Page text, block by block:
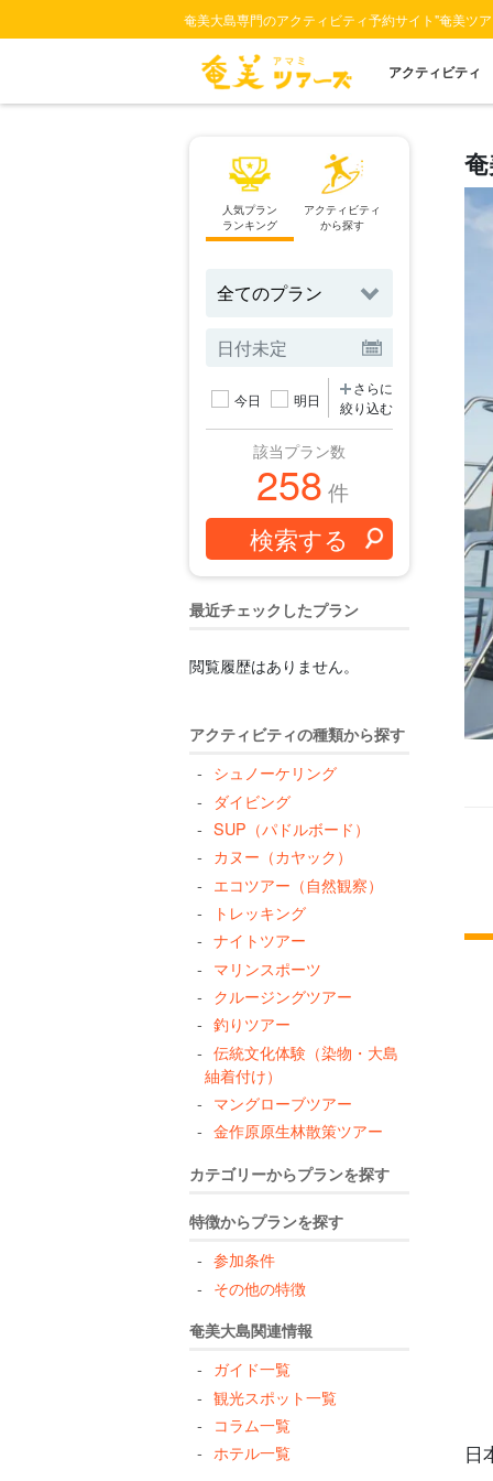
奄美大島専門のアクティビティ予約サイト"奄美ツ
アクティビティ
人気プラン
ランキング
アクティビティ
から探す
今日 明日
さらに
絞り込む
該当プラン数
258 件
最近チェックしたプラン
閲覧履歴はありません。
アクティビティの種類から探す
シュノーケリング
ダイビング
SUP（パドルボード）
カヌー（カヤック）
エコツアー（自然観察）
トレッキング
ナイトツアー
マリンスポーツ
クルージングツアー
釣りツアー
伝統文化体験（染物・大島
紬着付け）
マングローブツアー
金作原原生林散策ツアー
カテゴリーからプランを探す
特徴からプランを探す
参加条件
その他の特徴
奄美大島関連情報
ガイド一覧
観光スポット一覧
コラム一覧
ホテル一覧
日